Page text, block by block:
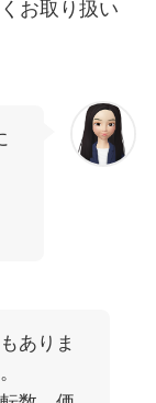
お取り扱い
ありま